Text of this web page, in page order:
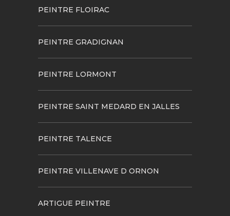
PEINTRE FLOIRAC
PEINTRE GRADIGNAN
PEINTRE LORMONT
PEINTRE SAINT MEDARD EN JALLES
PEINTRE TALENCE
PEINTRE VILLENAVE D ORNON
ARTIGUE PEINTRE